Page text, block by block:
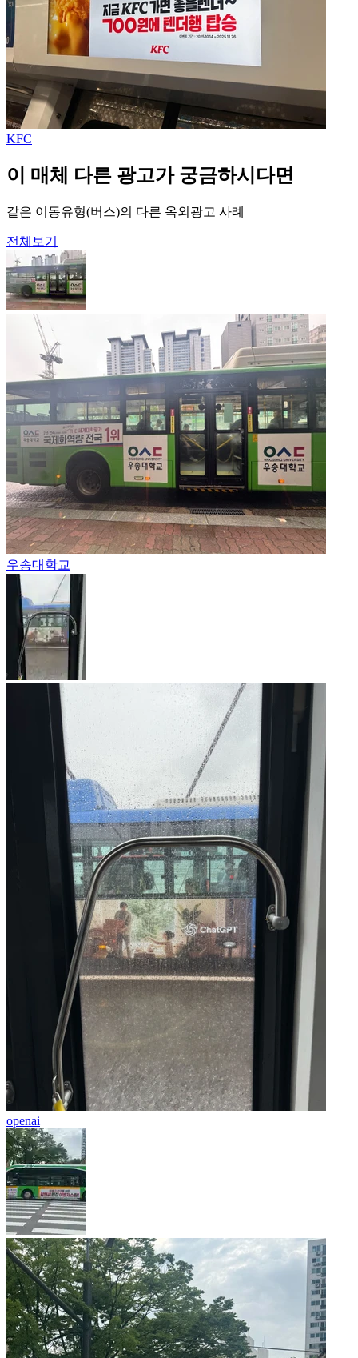
KFC
이 매체 다른 광고가 궁금하시다면
같은 이동유형(버스)의 다른 옥외광고 사례
전체보기
우송대학교
openai